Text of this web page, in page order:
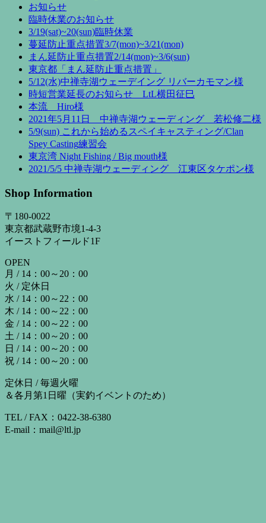
お知らせ
臨時休業のお知らせ
3/19(sat)~20(sun)臨時休業
蔓延防止重点措置3/7(mon)~3/21(mon)
まん延防止重点措置2/14(mon)~3/6(sun)
東京都「まん延防止重点措置」
5/12(水)中禅寺湖ウェーデイング リバーカモマン様
時短営業延長のお知らせ LtL横田征巳
本流 Hiro様
2021年5月11日 中禅寺湖ウェーディング 若松修二様
5/9(sun) これから始めるスペイキャスティング/Clan
Spey Casting練習会
東京湾 Night Fishing / Big mouth様
2021/5/5 中禅寺湖ウェーディング 江東区タケポン様
Shop Information
〒180-0022
東京都武蔵野市境1-4-3
イーストフィールド1F
OPEN
月 / 14：00～20：00
火 / 定休日
水 / 14：00～22：00
木 / 14：00～22：00
金 / 14：00～22：00
土 / 14：00～20：00
日 / 14：00～20：00
祝 / 14：00～20：00
定休日 / 毎週火曜
＆各月第1日曜（実釣イベントのため）
TEL / FAX：0422-38-6380
E-mail：mail@ltl.jp